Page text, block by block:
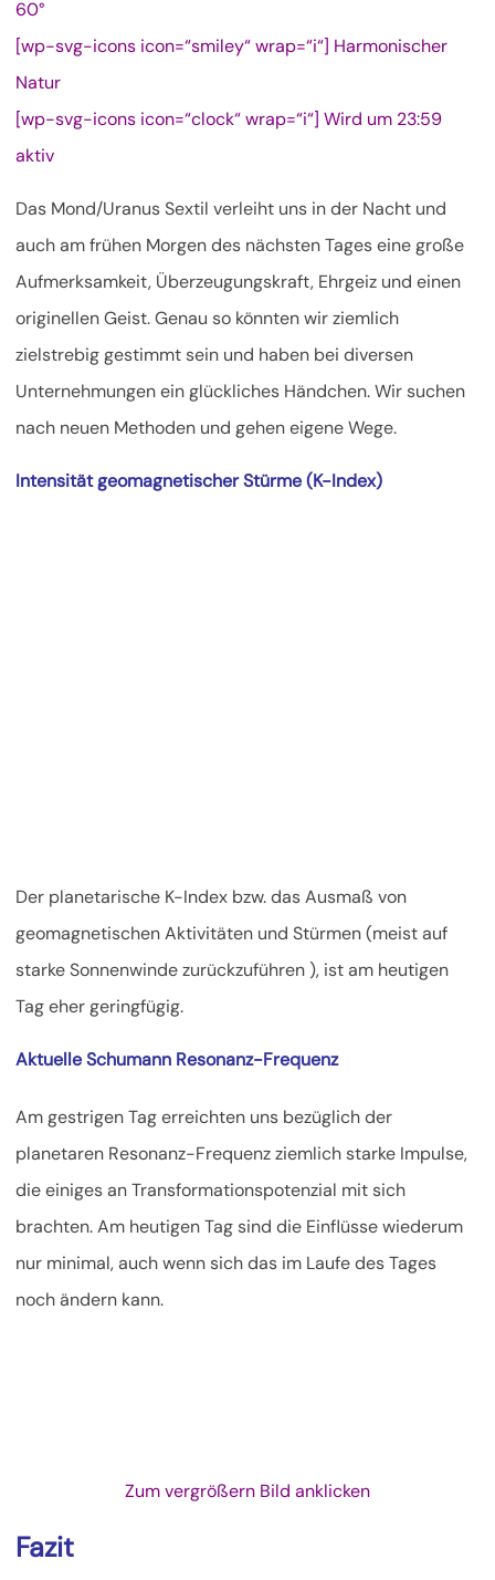
60°
[wp-svg-icons icon=“smiley“ wrap=“i“] Harmonischer
Natur
[wp-svg-icons icon=“clock“ wrap=“i“] Wird um 23:59
aktiv
Das Mond/Uranus Sextil verleiht uns in der Nacht und
auch am frühen Morgen des nächsten Tages eine große
Aufmerksamkeit, Überzeugungskraft, Ehrgeiz und einen
originellen Geist. Genau so könnten wir ziemlich
zielstrebig gestimmt sein und haben bei diversen
Unternehmungen ein glückliches Händchen. Wir suchen
nach neuen Methoden und gehen eigene Wege.
Intensität geomagnetischer Stürme (K-Index)
Der planetarische K-Index bzw. das Ausmaß von
geomagnetischen Aktivitäten und Stürmen (meist auf
starke Sonnenwinde zurückzuführen ), ist am heutigen
Tag eher geringfügig.
Aktuelle Schumann Resonanz-Frequenz
Am gestrigen Tag erreichten uns bezüglich der
planetaren Resonanz-Frequenz ziemlich starke Impulse,
die einiges an Transformationspotenzial mit sich
brachten. Am heutigen Tag sind die Einflüsse wiederum
nur minimal, auch wenn sich das im Laufe des Tages
noch ändern kann.
Zum vergrößern Bild anklicken
Fazit